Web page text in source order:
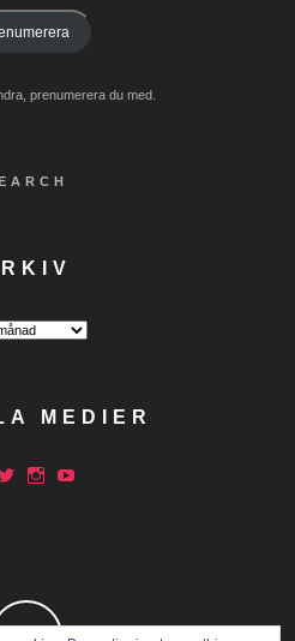
prenumerera du med.
MEDIER
Twitter
Instagram